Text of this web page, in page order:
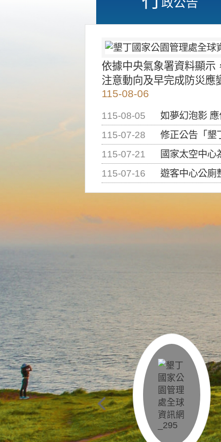
依據中央氣象署資料顯示
注意動向及早完成防災應
115-08-06
115-08-05
如夢幻泡影
115-07-28
修正公告「墾丁國家公
115-07-21
國家太空中心為辦理
115-07-16
遊客中心公廁